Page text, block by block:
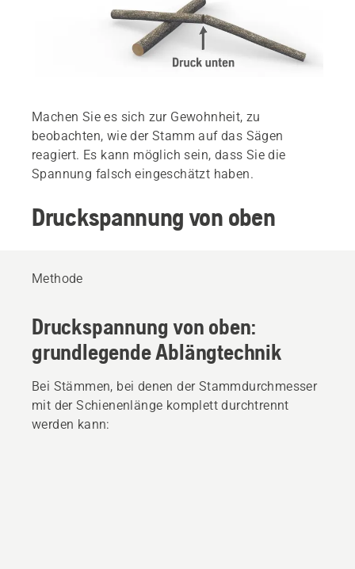
Machen Sie es sich zur Gewohnheit, zu
beobachten, wie der Stamm auf das Sägen
reagiert. Es kann möglich sein, dass Sie die
Spannung falsch eingeschätzt haben.
Druckspannung von oben
Methode
Druckspannung von oben:
grundlegende Ablängtechnik
Bei Stämmen, bei denen der Stammdurchmesser
mit der Schienenlänge komplett durchtrennt
werden kann: